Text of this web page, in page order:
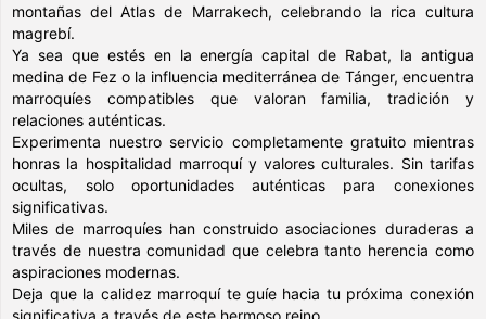
montañas del Atlas de Marrakech, celebrando la rica cultura
magrebí.
Ya sea que estés en la energía capital de Rabat, la antigua
medina de Fez o la influencia mediterránea de Tánger, encuentra
marroquíes compatibles que valoran familia, tradición y
relaciones auténticas.
Experimenta nuestro servicio completamente gratuito mientras
honras la hospitalidad marroquí y valores culturales. Sin tarifas
ocultas, solo oportunidades auténticas para conexiones
significativas.
Miles de marroquíes han construido asociaciones duraderas a
través de nuestra comunidad que celebra tanto herencia como
aspiraciones modernas.
Deja que la calidez marroquí te guíe hacia tu próxima conexión
significativa a través de este hermoso reino.